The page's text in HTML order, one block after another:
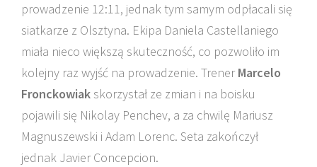
prowadzenie 12:11, jednak tym samym odpłacali się
siatkarze z Olsztyna. Ekipa Daniela Castellaniego
miała nieco większą skuteczność, co pozwoliło im
kolejny raz wyjść na prowadzenie. TrenerMarcelo
Fronckowiak skorzystał ze zmian i na boisku
pojawili się Nikolay Penchev, a za chwilę Mariusz
Magnuszewski i Adam Lorenc. Seta zakończył
jednak Javier Concepcion.